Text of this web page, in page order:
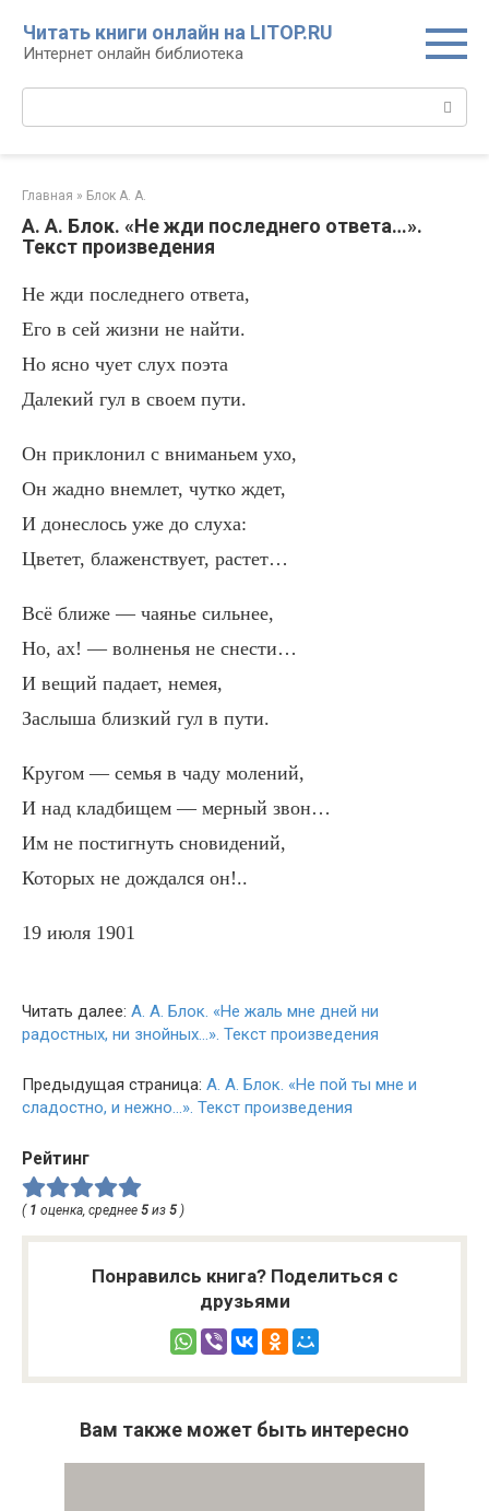
контенту
Читать книги онлайн на LITOP.RU
Интернет онлайн библиотека
Главная » Блок А. А.
А. А. Блок. «Не жди последнего ответа…».
Текст произведения
Не жди последнего ответа,
Его в сей жизни не найти.
Но ясно чует слух поэта
Далекий гул в своем пути.
Он приклонил с вниманьем ухо,
Он жадно внемлет, чутко ждет,
И донеслось уже до слуха:
Цветет, блаженствует, растет…
Всё ближе — чаянье сильнее,
Но, ах! — волненья не снести…
И вещий падает, немея,
Заслыша близкий гул в пути.
Кругом — семья в чаду молений,
И над кладбищем — мерный звон…
Им не постигнуть сновидений,
Которых не дождался он!..
19 июля 1901
Читать далее: А. А. Блок. «Не жаль мне дней ни
радостных, ни знойных…». Текст произведения
Предыдущая страница: А. А. Блок. «Не пой ты мне и
сладостно, и нежно…». Текст произведения
Рейтинг
( 1 оценка, среднее 5 из 5 )
Понравилсь книга? Поделиться с
друзьями
Вам также может быть интересно